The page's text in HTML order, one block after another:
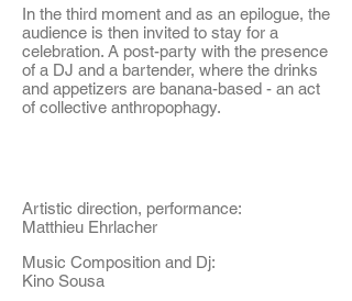
In the third moment and as an epilogue, the
audience is then invited to stay for a
celebration. A post-party with the presence
of a DJ and a bartender, where the drinks
and appetizers are banana-based - an act
of collective anthropophagy.
Artistic direction, performance:
Matthieu Ehrlacher
Music Composition and Dj:
Kino Sousa